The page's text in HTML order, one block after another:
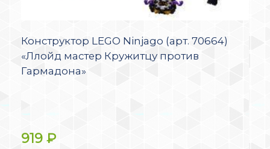
Конструктор LEGO Ninjago (арт. 70664)
«Ллойд мастер Кружитцу против
Гармадона»
919 ₽